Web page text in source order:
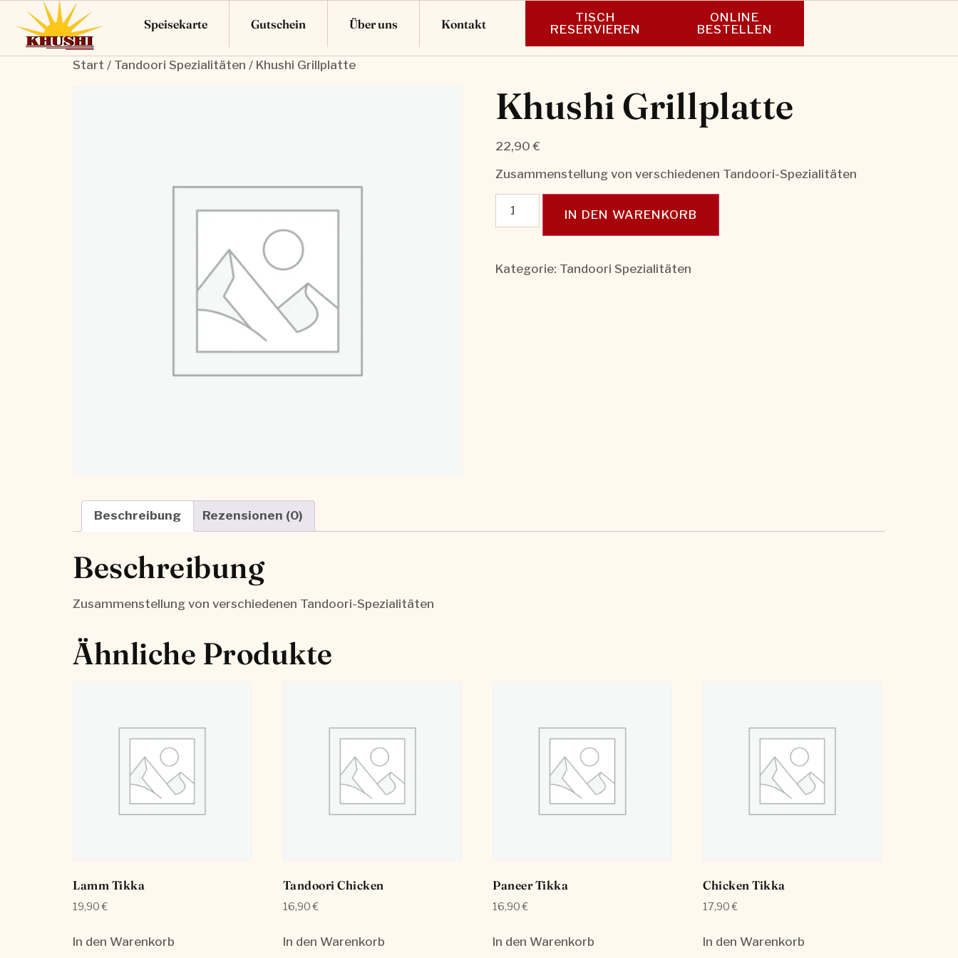
Speisekarte Gutschein Über uns Kontakt
TISCH
RESERVIEREN
ONLINE
BESTELLEN
Start / Tandoori Spezialitäten / Khushi Grillplatte
Khushi Grillplatte
22,90€
Zusammenstellung von verschiedenen Tandoori-Spezialitäten
IN DEN WARENKORB
Kategorie: Tandoori Spezialitäten
Beschreibung Rezensionen (0)
Beschreibung
Zusammenstellung von verschiedenen Tandoori-Spezialitäten
Ähnliche Produkte
Lamm Tikka
19,90€
In den Warenkorb
Tandoori Chicken
16,90€
In den Warenkorb
Paneer Tikka
16,90€
In den Warenkorb
Chicken Tikka
17,90€
In den Warenkorb